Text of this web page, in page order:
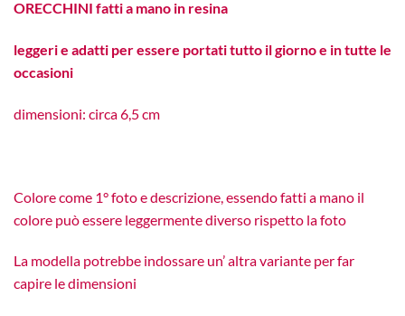
ORECCHINI fatti a mano in resina
leggeri e adatti per essere portati tutto il giorno e in tutte le
occasioni
dimensioni: circa 6,5 cm
Colore come 1° foto e descrizione, essendo fatti a mano il
colore può essere leggermente diverso rispetto la foto
La modella potrebbe indossare un’ altra variante per far
capire le dimensioni